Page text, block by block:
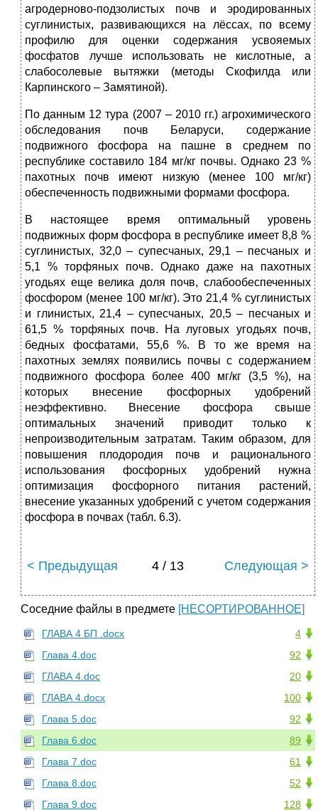
агродерново-подзолистых почв и эродированных
суглинистых, развивающихся на лёссах, по всему
профилю для оценки содержания усвояемых
фосфатов лучше использовать не кислотные, а
слабосолевые вытяжки (методы Скофилда или
Карпинского – Замятиной).
По данным 12 тура (2007 – 2010 гг.) агрохимического
обследования почв Беларуси, содержание
подвижного фосфора на пашне в среднем по
республике составило 184 мг/кг почвы. Однако 23 %
пахотных почв имеют низкую (менее 100 мг/кг)
обеспеченность подвижными формами фосфора.
В настоящее время оптимальный уровень
подвижных форм фосфора в республике имеет 8,8 %
суглинистых, 32,0 – супесчаных, 29,1 – песчаных и
5,1 % торфяных почв. Однако даже на пахотных
угодьях еще велика доля почв, слабообеспеченных
фосфором (менее 100 мг/кг). Это 21,4 % суглинистых
и глинистых, 21,4 – супесчаных, 20,5 – песчаных и
61,5 % торфяных почв. На луговых угодьях почв,
бедных фосфатами, 55,6 %. В то же время на
пахотных землях появились почвы с содержанием
подвижного фосфора более 400 мг/кг (3,5 %), на
которых внесение фосфорных удобрений
неэффективно. Внесение фосфора свыше
оптимальных значений приводит только к
непроизводительным затратам. Таким образом, для
повышения плодородия почв и рационального
использования фосфорных удобрений нужна
оптимизация фосфорного питания растений,
внесение указанных удобрений с учетом содержания
фосфора в почвах (табл. 6.3).
< Предыдущая 4 / 13 Следующая >
Соседние файлы в предмете [НЕСОРТИРОВАННОЕ]
4
ГЛАВА 4 БП .docx
92
Глава 4.doc
20
ГЛАВА 4.doc
100
ГЛАВА 4.docx
92
Глава 5.doc
89
Глава 6.doc
61
Глава 7.doc
52
Глава 8.doc
128
Глава 9.doc